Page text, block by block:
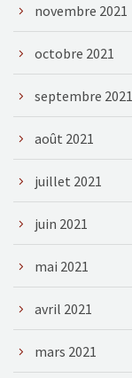
novembre 2021
octobre 2021
septembre 2021
août 2021
juillet 2021
juin 2021
mai 2021
avril 2021
mars 2021